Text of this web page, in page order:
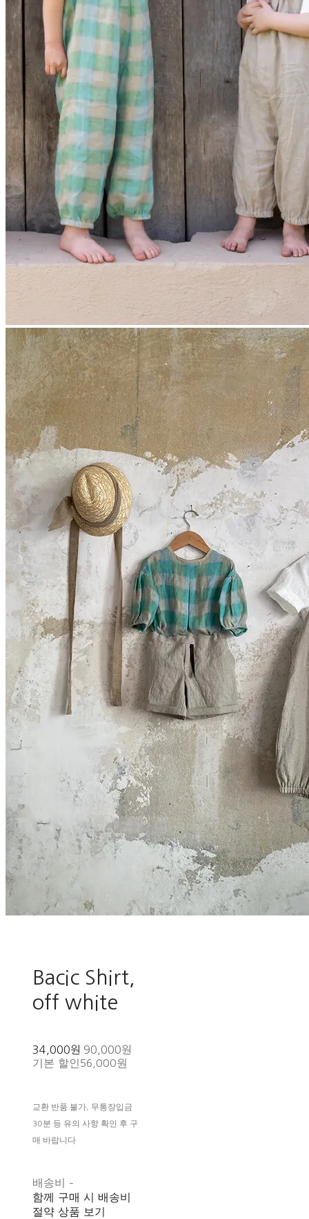
Bacic Shirt,
off white
34,000원 90,000원
기본 할인 56,000원
교환 반품 불가, 무통장입금
30분 등 유의 사항 확인 후 구
매 바랍니다
배송비 -
함께 구매 시 배송비
절약 상품 보기